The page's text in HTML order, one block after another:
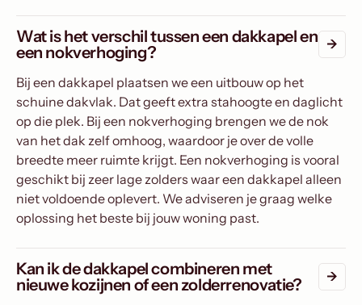
Wat is het verschil tussen een dakkapel en
een nokverhoging?
Bij een dakkapel plaatsen we een uitbouw op het
schuine dakvlak. Dat geeft extra stahoogte en daglicht
op die plek. Bij een nokverhoging brengen we de nok
van het dak zelf omhoog, waardoor je over de volle
breedte meer ruimte krijgt. Een nokverhoging is vooral
geschikt bij zeer lage zolders waar een dakkapel alleen
niet voldoende oplevert. We adviseren je graag welke
oplossing het beste bij jouw woning past.
Kan ik de dakkapel combineren met
nieuwe kozijnen of een zolderrenovatie?